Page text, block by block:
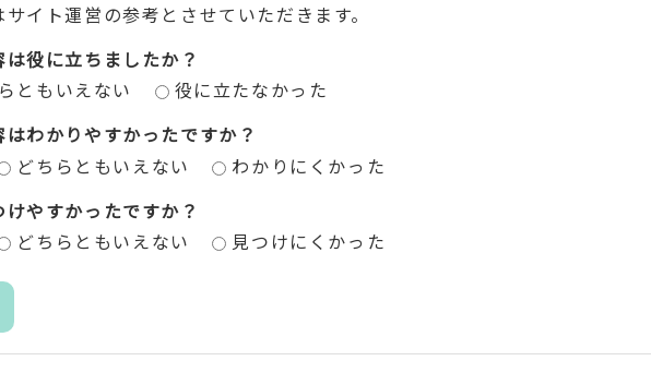
イト運営の参考とさせていただきます。
役に立ちましたか？
ともいえない
役に立たなかった
わかりやすかったですか？
どちらともいえない
わかりにくかった
やすかったですか？
どちらともいえない 見つけにくかった